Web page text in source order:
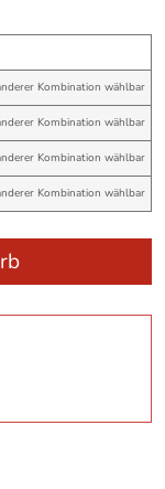
Kombination wählbar
Kombination wählbar
Kombination wählbar
Kombination wählbar